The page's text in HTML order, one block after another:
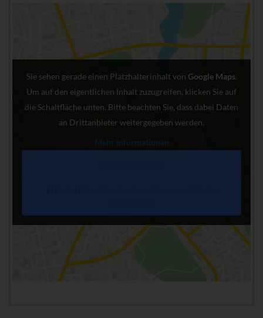
Sie sehen gerade einen Platzhalterinhalt von Google Maps.
Um auf den eigentlichen Inhalt zuzugreifen, klicken Sie auf
die Schaltfläche unten. Bitte beachten Sie, dass dabei Daten
an Drittanbieter weitergegeben werden.
Mehr Informationen